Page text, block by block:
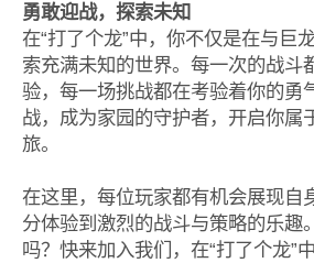
勇敢迎战，探索未知
在“打了个龙”中，你不仅是在与巨
索充满未知的世界。每一次的战斗
验，每一场挑战都在考验着你的勇
战，成为家园的守护者，开启你属
旅。
在这里，每位玩家都有机会展现自
分体验到激烈的战斗与策略的乐趣
吗？快来加入我们，在“打了个龙”